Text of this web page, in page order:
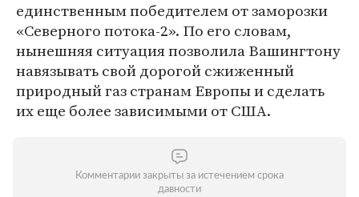
единственным победителем от заморозки
«Северного потока-2». По его словам,
нынешняя ситуация позволила Вашингтону
навязывать свой дорогой сжиженный
природный газ странам Европы и сделать
их еще более зависимыми от США.
Комментарии закрыты за истечением срока
давности